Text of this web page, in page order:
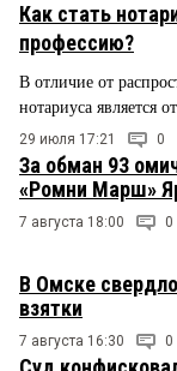
Как стать
профессию?
В отличие от
нотариуса является
29 июля 17:21 0
За обман 93
«Ромни Марш»
7 августа 18:00 0
В Омске
взятки
7 августа 16:30 0